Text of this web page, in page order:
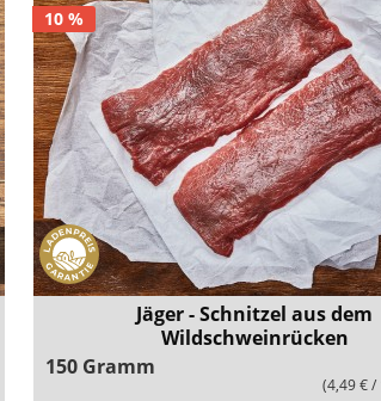
10 %
Jäger - Schnitzel aus dem
Wildschweinrücken
150 Gramm
(4,49 € /